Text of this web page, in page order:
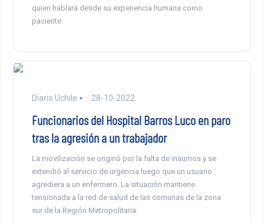
quien hablará desde su experiencia humana como
paciente.
Diario Uchile 28-10-2022
Funcionarios del Hospital Barros Luco en paro
tras la agresión a un trabajador
La movilización se originó por la falta de insumos y se
extendió al servicio de urgencia luego que un usuario
agrediera a un enfermero. La situación mantiene
tensionada a la red de salud de las comunas de la zona
sur de la Región Metropolitana.